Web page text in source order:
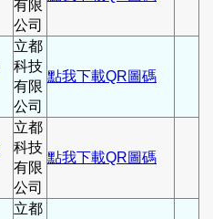
有限
公司
立都
科技
有限
公司
點我下載QR圖碼
立都
科技
有限
公司
點我下載QR圖碼
立都